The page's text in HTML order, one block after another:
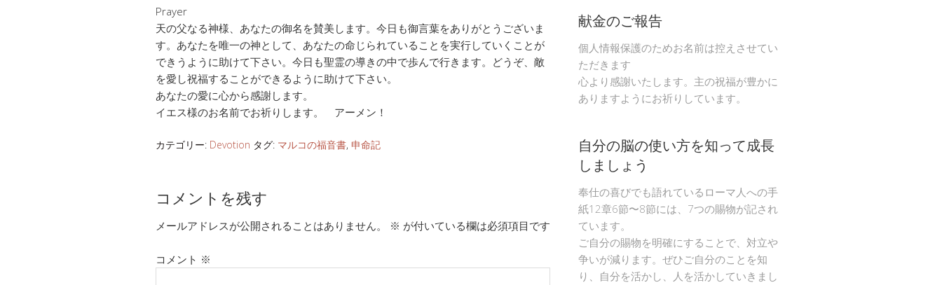
Prayer
天の父なる神様、あなたの御名を賛美します。今日も御言葉をありがとうございま
す。あなたを唯一の神として、あなたの命じられていることを実行していくことが
できうように助けて下さい。今日も聖霊の導きの中で歩んで行きます。どうぞ、敵
を愛し祝福することができるように助けて下さい。
あなたの愛に心から感謝します。
イエス様のお名前でお祈りします。 アーメン！
カテゴリー: Devotion タグ: マルコの福音書, 申命記
コメントを残す
メールアドレスが公開されることはありません。 ※ が付いている欄は必須項目です
コメント ※
献金のご報告
個人情報保護のためお名前は控えさせてい
ただきます
心より感謝いたします。主の祝福が豊かに
ありますようにお祈りしています。
自分の脳の使い方を知って成長
しましょう
奉仕の喜びでも語れているローマ人への手
紙12章6節〜8節には、7つの賜物が記され
ています。
ご自分の賜物を明確にすることで、対立や
争いが減ります。ぜひご自分のことを知
り、自分を活かし、人を活かしていきまし